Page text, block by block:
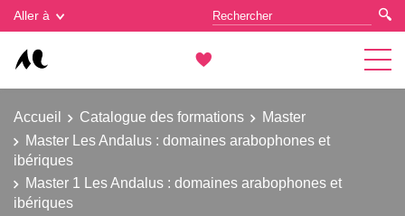
Aller à
Accueil Catalogue des formations
Master
Master Les Andalus : domaines arabophones et
ibériques
Master 1 Les Andalus : domaines arabophones et
ibériques
Gestion des cookies